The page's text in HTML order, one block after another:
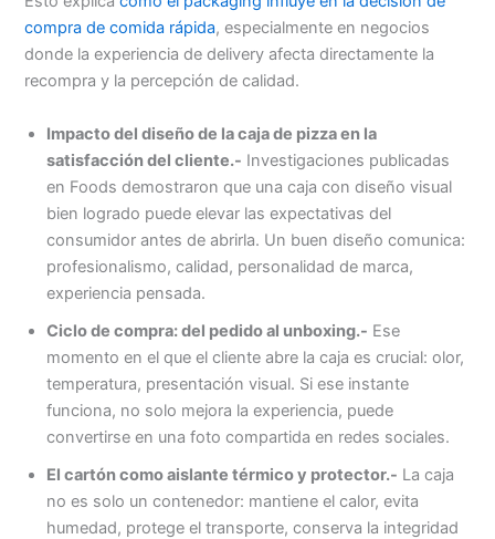
compra de comida rápida, especialmente en negocios
donde la experiencia de delivery afecta directamente la
recompra y la percepción de calidad.
Impacto del diseño de la caja de pizza en la
satisfacción del cliente.- Investigaciones publicadas
en Foods demostraron que una caja con diseño visual
bien logrado puede elevar las expectativas del
consumidor antes de abrirla. Un buen diseño comunica:
profesionalismo, calidad, personalidad de marca,
experiencia pensada.
Ciclo de compra: del pedido al unboxing.- Ese
momento en el que el cliente abre la caja es crucial: olor,
temperatura, presentación visual. Si ese instante
funciona, no solo mejora la experiencia, puede
convertirse en una foto compartida en redes sociales.
El cartón como aislante térmico y protector.- La caja
no es solo un contenedor: mantiene el calor, evita
humedad, protege el transporte, conserva la integridad